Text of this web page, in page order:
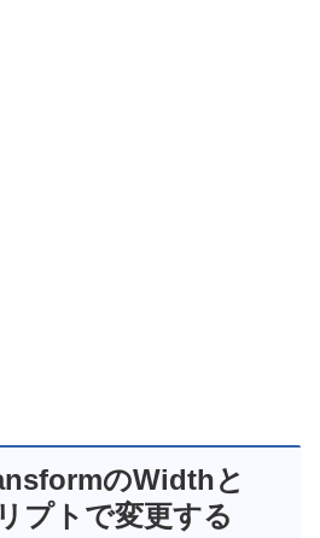
のWidthと
プトで変更する